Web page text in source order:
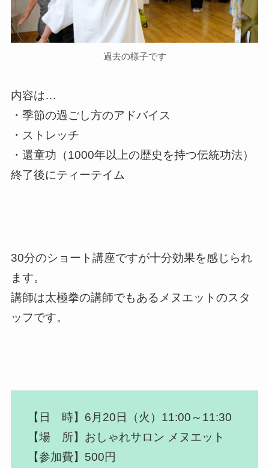
過去の様子です
内容は…
・季節の過ごし方のアドバイス
・ストレッチ
・還童功（1000年以上の歴史を持つ伝統功法）
終了後にティーテイム
30分のショート講座ですが十分効果を感じられ
ます。
講師は太極拳の講師でもあるメヌエットのスタ
ッフです。
【日 時】6月20日（火）11:00～11:30
【場 所】おしゃれサロン メヌエット
【参加費】500円